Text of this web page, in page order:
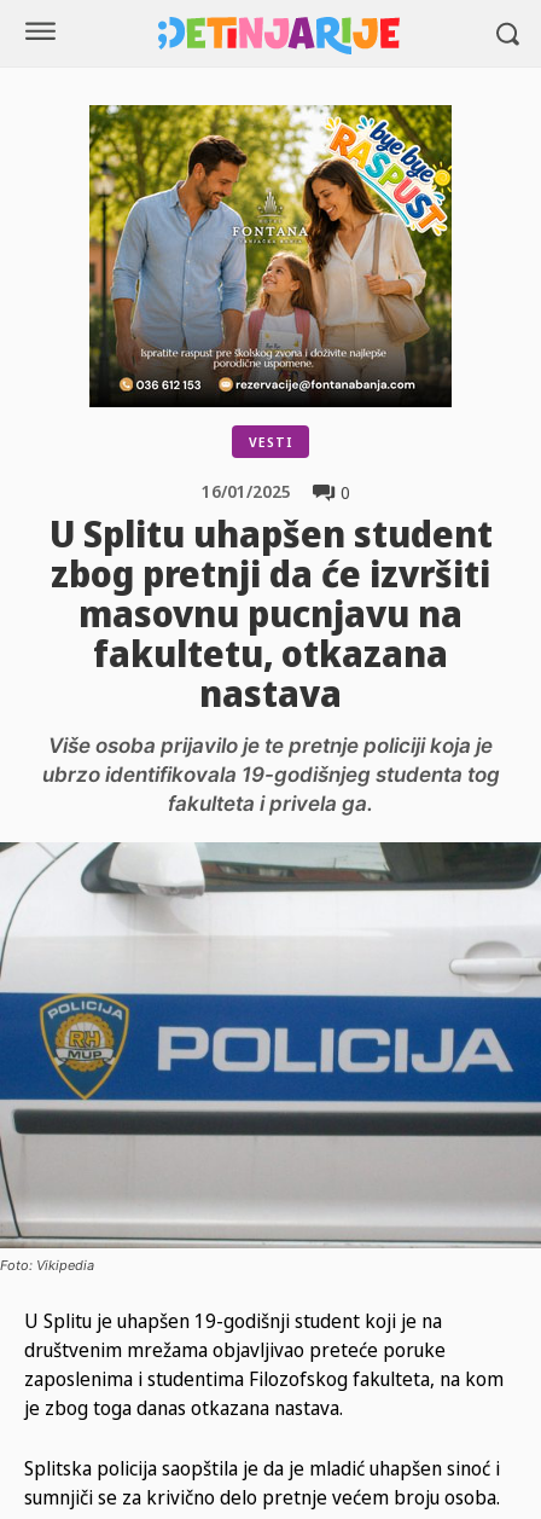
VESTI
0
16/01/2025
U Splitu uhapšen student
zbog pretnji da će izvršiti
masovnu pucnjavu na
fakultetu, otkazana
nastava
Više osoba prijavilo je te pretnje policiji koja je
ubrzo identifikovala 19-godišnjeg studenta tog
fakulteta i privela ga.
Foto: Vikipedia
U Splitu je uhapšen 19-godišnji student koji je na
društvenim mrežama objavljivao preteće poruke
zaposlenima i studentima Filozofskog fakulteta, na kom
je zbog toga danas otkazana nastava.
Splitska policija saopštila je da je mladić uhapšen sinoć i
sumnjiči se za krivično delo pretnje većem broju osoba.